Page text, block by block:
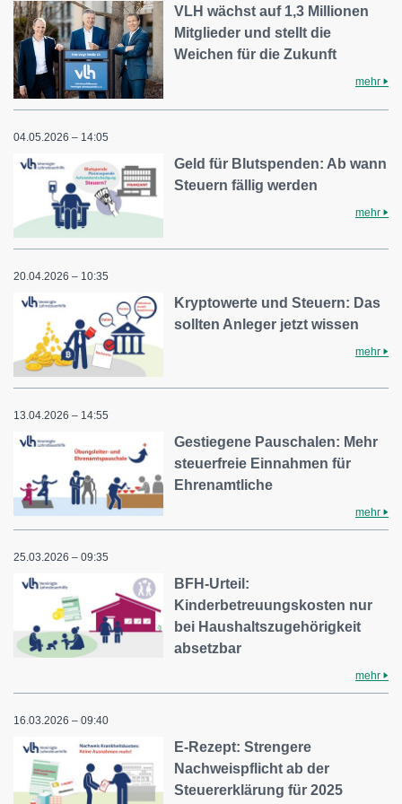
VLH wächst auf 1,3 Millionen
Mitglieder und stellt die
Weichen für die Zukunft
mehr
04.05.2026 – 14:05
Geld für Blutspenden: Ab wann
Steuern fällig werden
mehr
20.04.2026 – 10:35
Kryptowerte und Steuern: Das
sollten Anleger jetzt wissen
mehr
13.04.2026 – 14:55
Gestiegene Pauschalen: Mehr
steuerfreie Einnahmen für
Ehrenamtliche
mehr
25.03.2026 – 09:35
BFH-Urteil:
Kinderbetreuungskosten nur
bei Haushaltszugehörigkeit
absetzbar
mehr
16.03.2026 – 09:40
E-Rezept: Strengere
Nachweispflicht ab der
Steuererklärung für 2025